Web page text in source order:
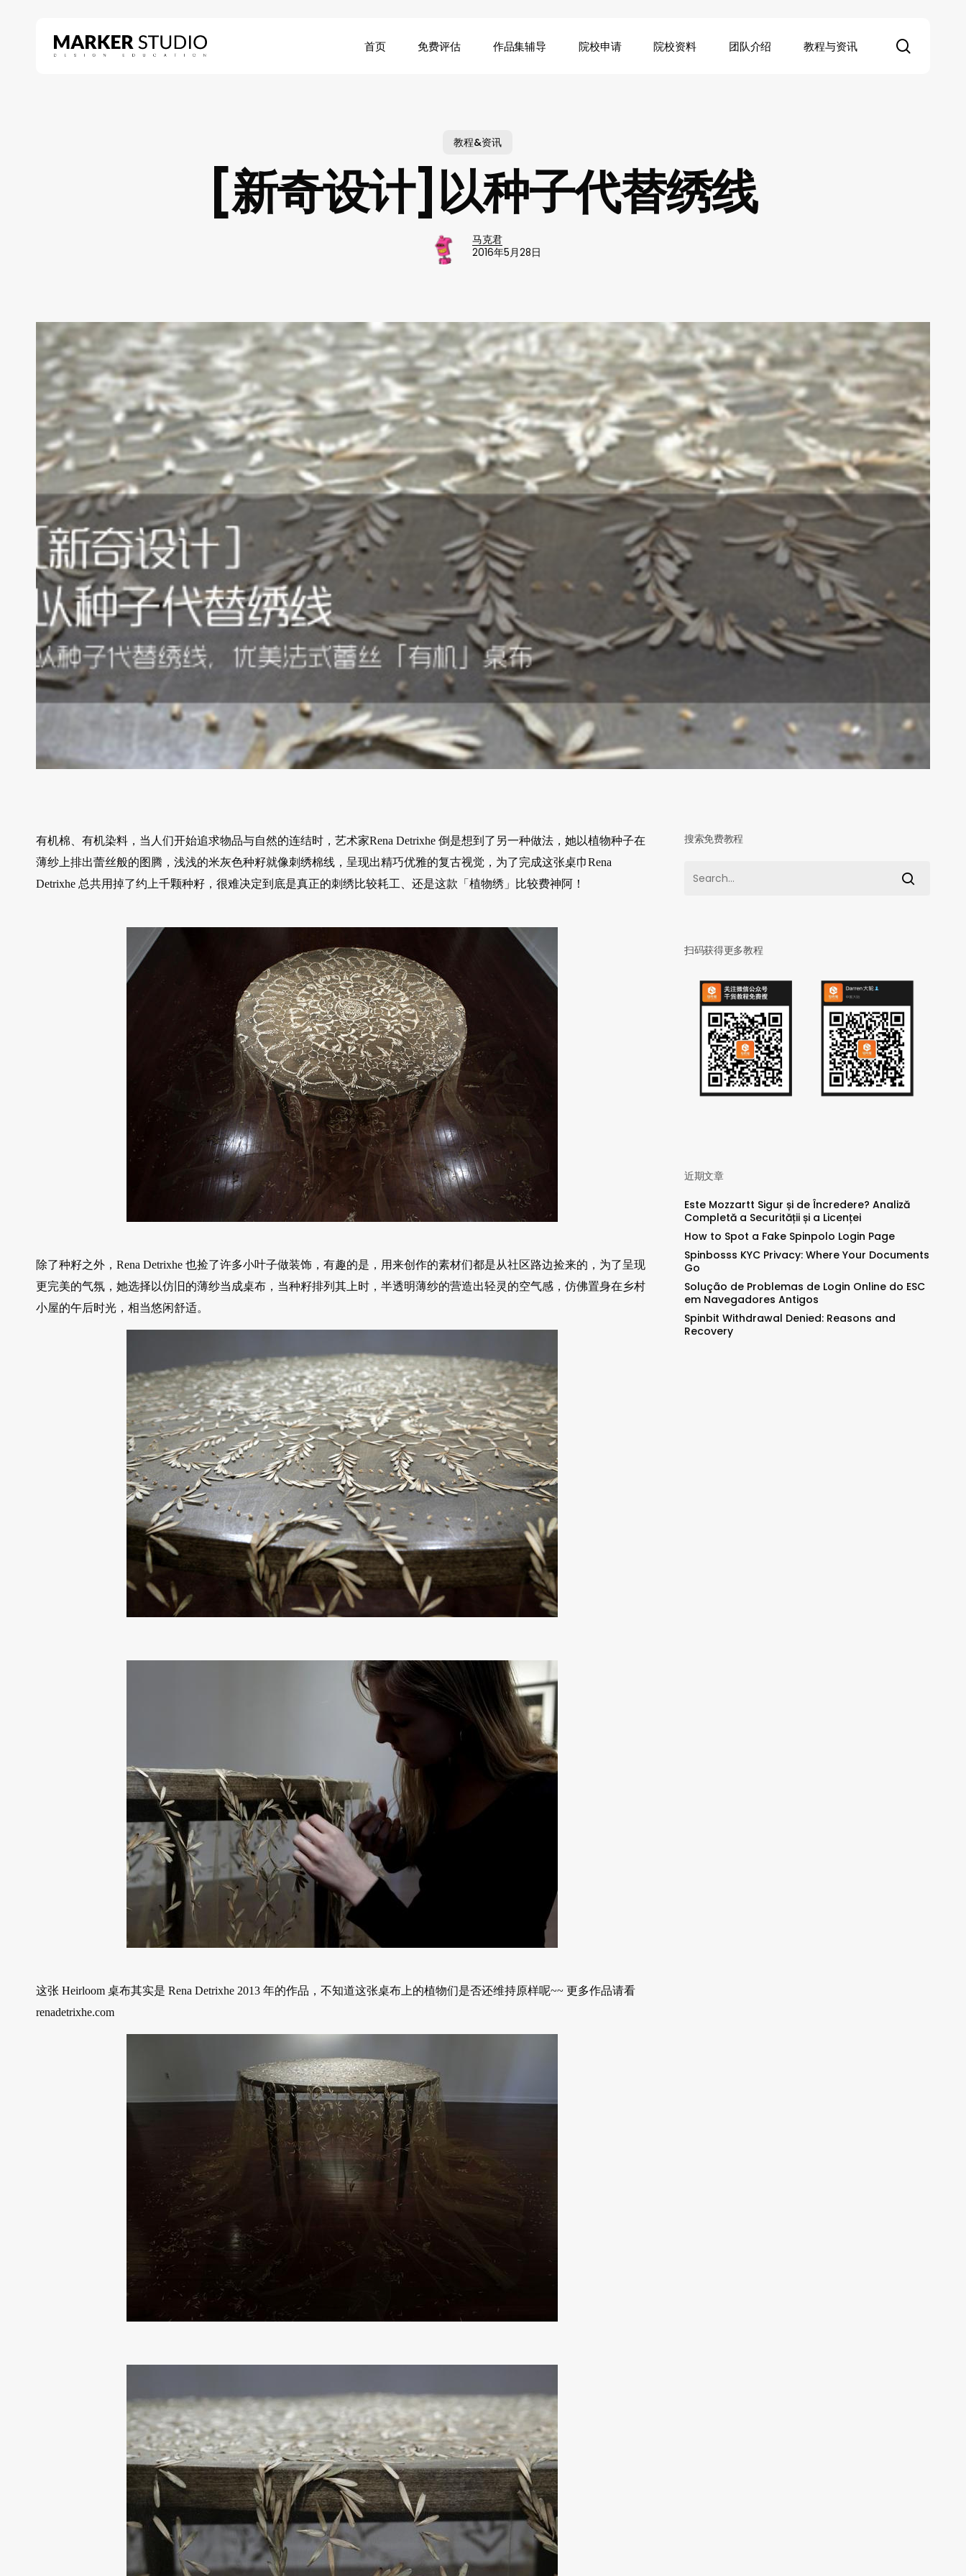
首页 免费评估 作品集辅导 院校申请 院校资料 团队介绍 教程与资讯
教程&资讯
[新奇设计]以种子代替绣线
马克君
2016年5月28日
有机棉、有机染料，当人们开始追求物品与自然的连结时，艺术家Rena Detrixhe 倒是想到了另一种做法，她以植物种子在
薄纱上排出蕾丝般的图腾，浅浅的米灰色种籽就像刺绣棉线，呈现出精巧优雅的复古视觉，为了完成这张桌巾Rena
Detrixhe 总共用掉了约上千颗种籽，很难决定到底是真正的刺绣比较耗工、还是这款「植物绣」比较费神阿！
除了种籽之外，Rena Detrixhe 也捡了许多小叶子做装饰，有趣的是，用来创作的素材们都是从社区路边捡来的，为了呈现
更完美的气氛，她选择以仿旧的薄纱当成桌布，当种籽排列其上时，半透明薄纱的营造出轻灵的空气感，仿佛置身在乡村
小屋的午后时光，相当悠闲舒适。
这张 Heirloom 桌布其实是 Rena Detrixhe 2013 年的作品，不知道这张桌布上的植物们是否还维持原样呢~~ 更多作品请看
renadetrixhe.com
搜索免费教程
扫码获得更多教程
近期文章
Este Mozzartt Sigur și de Încredere? Analiză
Completă a Securității și a Licenței
How to Spot a Fake Spinpolo Login Page
Spinbosss KYC Privacy: Where Your Documents
Go
Solução de Problemas de Login Online do ESC
em Navegadores Antigos
Spinbit Withdrawal Denied: Reasons and
Recovery